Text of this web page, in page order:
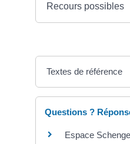
Recours possibles
Textes de référence
Questions ?
Espace